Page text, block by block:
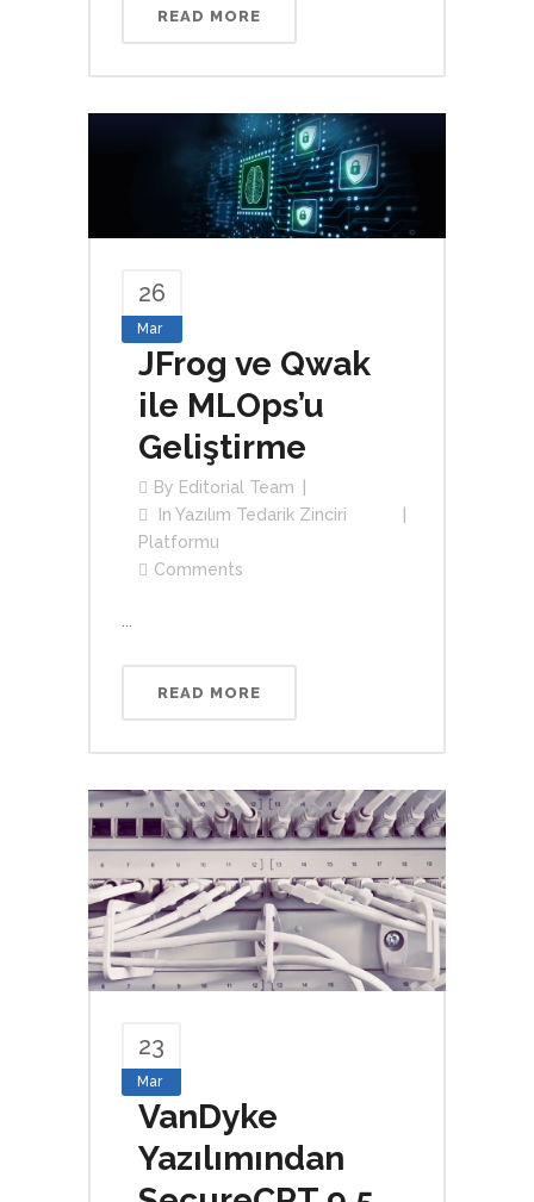
READ MORE
26
Mar
JFrog ve Qwak
ile MLOps’u
Geliştirme
By Editorial Team
In Yazılım Tedarik Zinciri
Platformu
Comments
READ MORE
23
Mar
VanDyke
Yazılımından